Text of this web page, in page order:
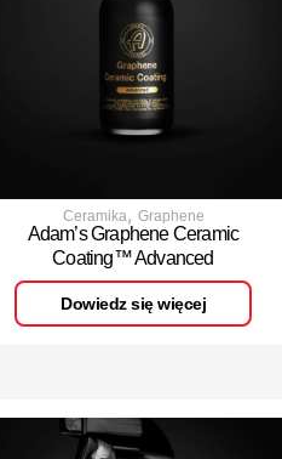
Ceramika, Graphene
Adam’s Graphene Ceramic
Coating™ Advanced
Dowiedz się więcej